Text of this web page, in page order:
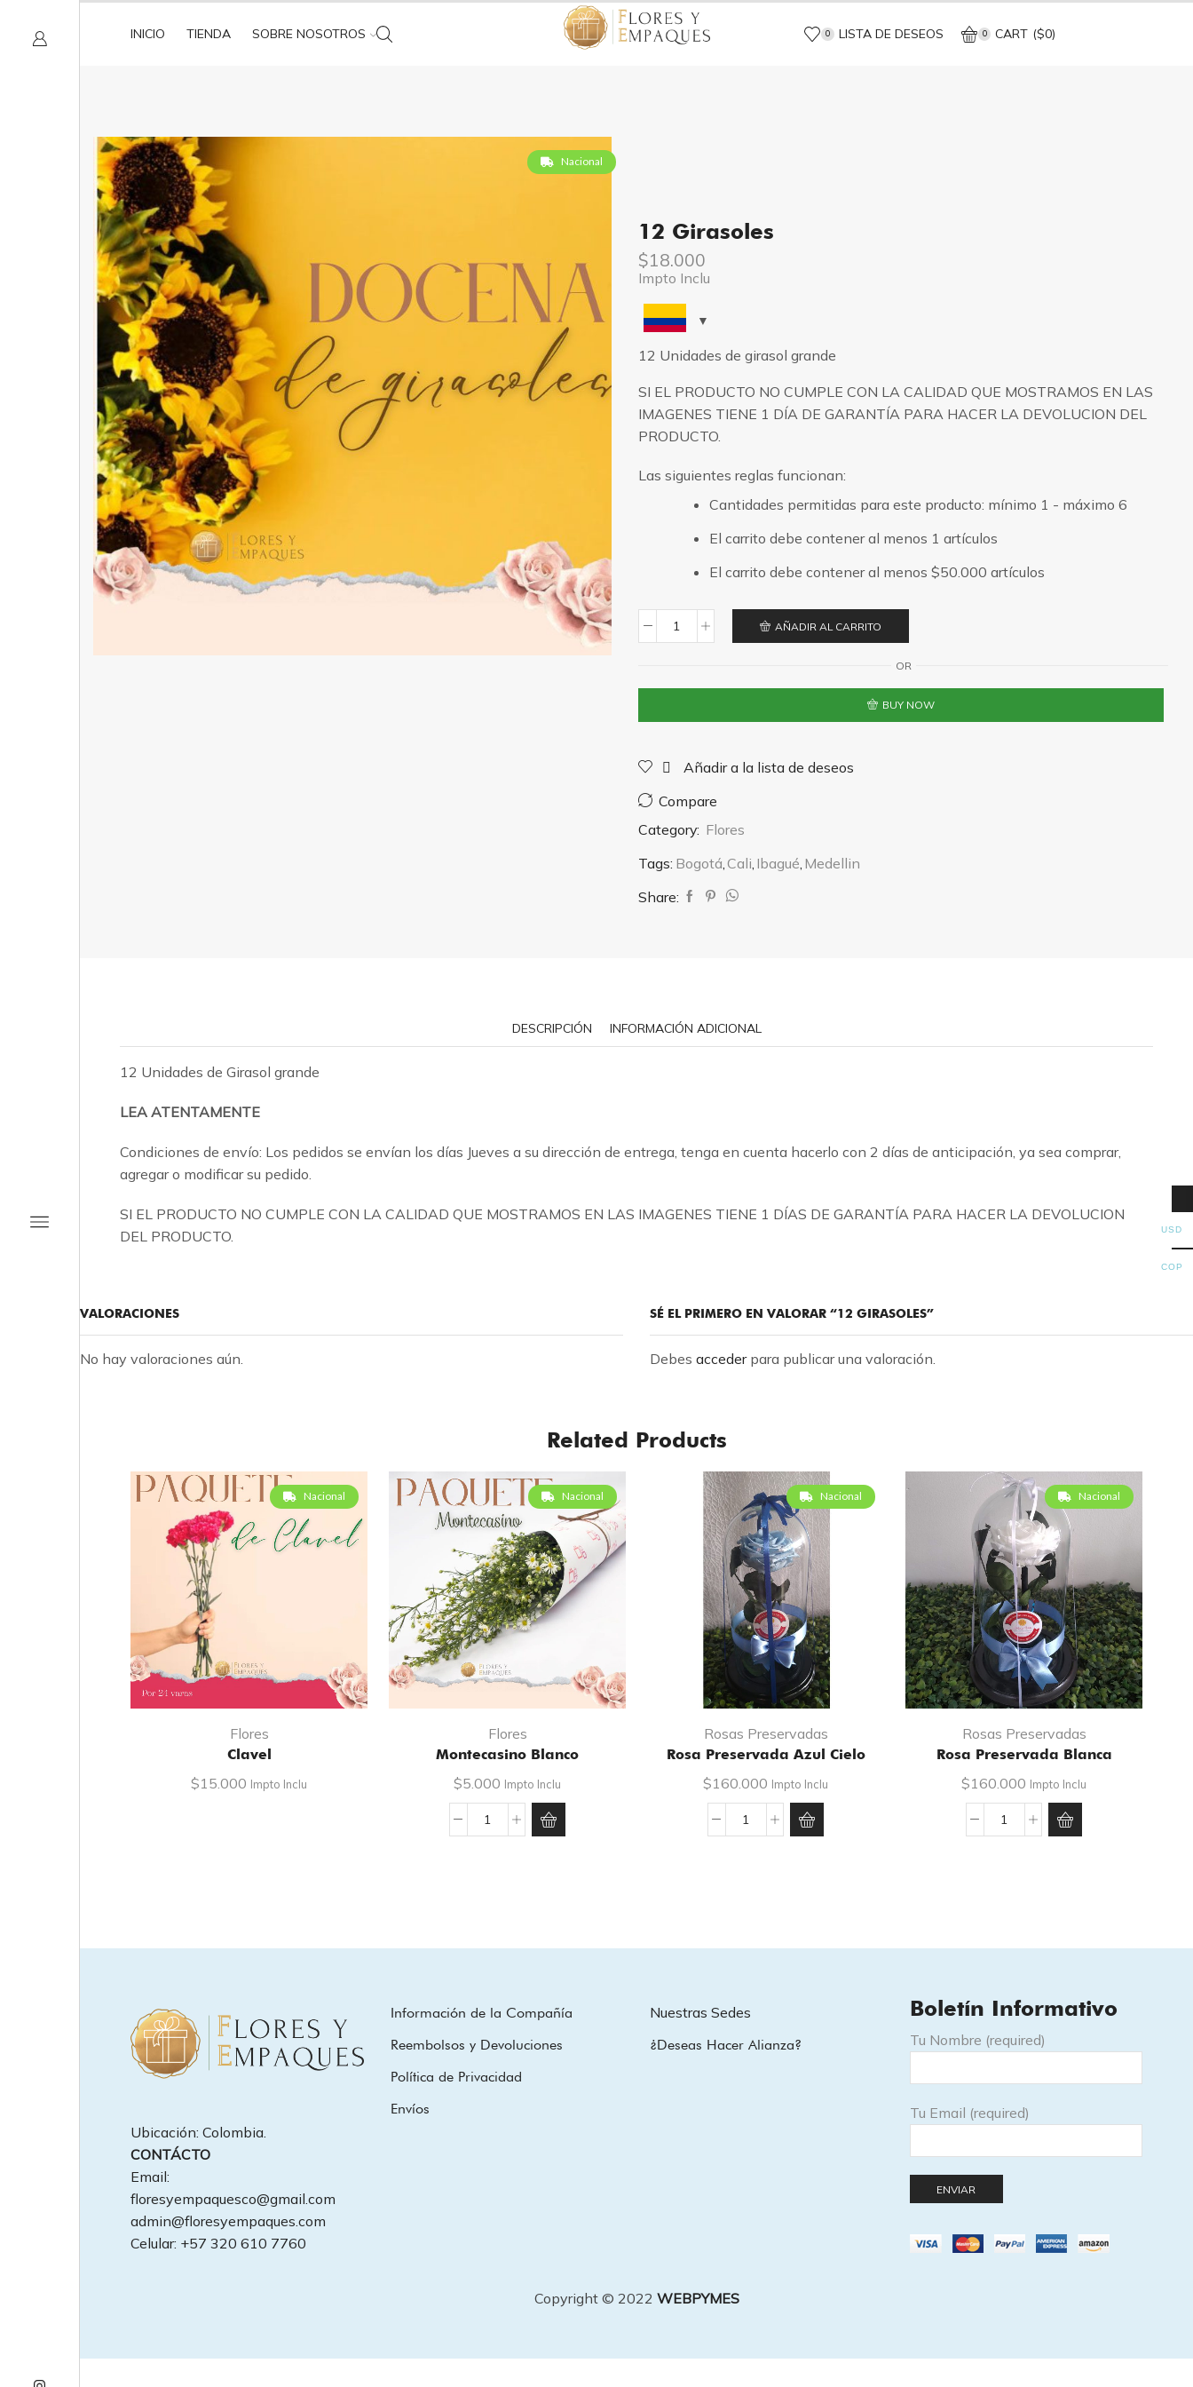
INICIO TIENDA SOBRE NOSOTROS 0 LISTA DE DESEOS 0 CART ($0)
Nacional
12 Girasoles
$18.000
Impto Inclu
12 Unidades de girasol grande
SI EL PRODUCTO NO CUMPLE CON LA CALIDAD QUE MOSTRAMOS EN LAS
IMAGENES TIENE 1 DÍA DE GARANTÍA PARA HACER LA DEVOLUCION DEL
PRODUCTO.
Las siguientes reglas funcionan:
Cantidades permitidas para este producto: mínimo 1 - máximo 6
El carrito debe contener al menos 1 artículos
El carrito debe contener al menos$50.000 artículos
cantidad
AÑADIR AL CARRITO
OR
BUY NOW
Añadir a la lista de deseos
Compare
Category: Flores
Tags: Bogotá Cali Ibagué Medellin
Share:
DESCRIPCIÓN INFORMACIÓN ADICIONAL
12 Unidades de Girasol grande
LEA ATENTAMENTE
Condiciones de envío: Los pedidos se envían los días Jueves a su dirección de entrega, tenga en cuenta hacerlo con 2 días de anticipación, ya sea comprar,
agregar o modificar su pedido.
SI EL PRODUCTO NO CUMPLE CON LA CALIDAD QUE MOSTRAMOS EN LAS IMAGENES TIENE 1 DÍAS DE GARANTÍA PARA HACER LA DEVOLUCION
DEL PRODUCTO.
VALORACIONES
No hay valoraciones aún.
SÉ EL PRIMERO EN VALORAR “12 GIRASOLES”
Debes accederpara publicar una valoración.
Related Products
Nacional
Flores
Clavel
$15.000 Impto Inclu
Nacional
Flores
Montecasino Blanco
$5.000 Impto Inclu
Montecasino
Nacional
Rosas Preservadas
Rosa Preservada Azul Cielo
$160.000 Impto Inclu
Rosa
Nacional
Rosas Preservadas
Rosa Preservada Blanca
$160.000 Impto Inclu
Rosa
Ubicación: Colombia.
CONTÁCTO
Email:
floresyempaquesco@gmail.com
admin@floresyempaques.com
Celular: +57 320 610 7760
Información de la Compañía
Reembolsos y Devoluciones
Política de Privacidad
Envíos
Nuestras Sedes
¿Deseas Hacer Alianza?
Boletín Informativo
Tu Nombre (required)
Tu Email (required)
Copyright © 2022 WEBPYMES
USD
COP